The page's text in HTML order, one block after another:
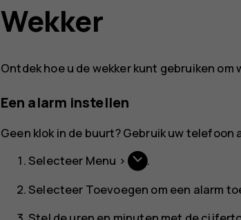
Wekker
Ontdek hoe u de wekker kunt gebruiken
Een alarm instellen
Geen klok in de buurt? Gebruik uw telefoon
Selecteer Menu >
.
Selecteer Toevoegen om een alarm